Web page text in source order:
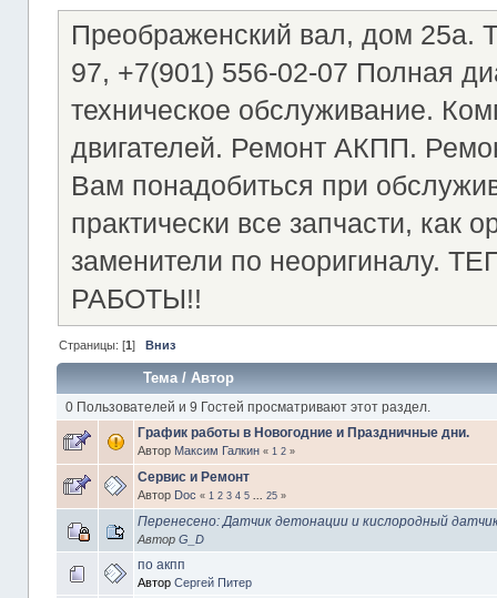
Преображенский вал, дом 25а.
97, +7(901) 556-02-07 Полная
техническое обслуживание.
двигателей. Ремонт АКПП.
Вам понадобиться при
практически все запчасти, как
заменители по
РАБОТЫ!!
Страницы: [1] Вниз
Тема/ Автор
0 Пользователей и 9 Гостей просматривают этот раздел.
График работы в Новогодние и Праздничные дни.
Автор Максим Галкин « 1 2»
Сервис и Ремонт
Автор Doc « 1 2 3 4 5 25»
Перенесено: Датчик детонации и кислородный
Автор G_D
по акпп
Автор Сергей Питер